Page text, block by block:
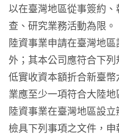
以在臺灣地區從事簽約
查、研究業務活動為限。
陸資事業申請在臺灣地
外；其本公司應符合下
低實收資本額折合新臺
業應至少一項符合大陸地
陸資事業在臺灣地區設
檢具下列事項之文件，申